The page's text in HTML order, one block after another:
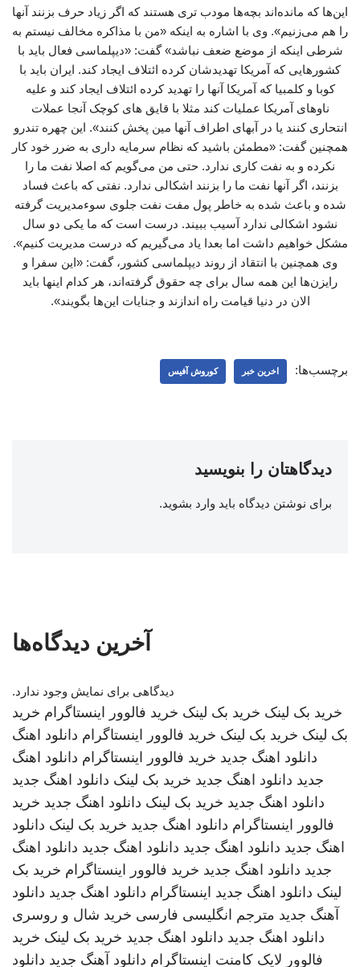
این‌ها که مانده‌اند بچه‌ها مودب تری هستند که اگر زیاد حرف بزنند آنها
را هم می‌زنیم». وی با اشاره به اینکه «من با مذاکره مخالف نیستم به
شرطی اینکه از موضع ضعف نباشد» گفت: «دیپلماسی فعال باید با
کشورهایی که آمریکا تهدیدشان کرده ائتلاف ایجاد کند. ایران باید با
کوبا و کلمبیا که آمریکا آنها را تهدید کرده ائتلاف ایجاد کند و علیه
ناوهای آمریکا عملیات کند مثلا با قایق های کوچک آنجا عملات
انتحاری کنند یا در آبهای اطراف آنها مین پخش کنند». این چهره تندرو
همچنین گفت: «مطمئن باشید که نظام سرمایه داری به ضرر خود کار
نکرده و به نفت کاری ندارد. حتی من می‌گویم که اصلا نفت ما را
بزنند، اگر آنها نفت ما را بزنند اشکالی ندارد. نفتی که باعث فساد
شده و باعث شده به خاطر پول مفت نفت جلوی سوءمدیریت گرفته
نشود اشکالی ندارد آسیب ببیند. درست است که ما یکی دو سال
مشکل خواهیم داشت اما بعدا یاد می‌گیریم که درست مدیریت کنیم».
وی همچنین با انتقاد از روند دیپلماسی کشور، گفت: «این سفرا و
رایزن‌ها این همه سال برای چه حقوق گرفته‌اند، هر کدام اینها باید
الان در دنیا قیامت راه اندازند و جنایات این‌ها بگویند».
برچسب‌ها: اخرین خبر کوروش آفیس
دیدگاهتان را بنویسید
برای نوشتن دیدگاه باید وارد بشوید.
آخرین دیدگاه‌ها
دیدگاهی برای نمایش وجود ندارد.
خرید بک لینک خرید بک لینک خرید فالوور اینستاگرام خرید
بک لینک خرید بک لینک خرید فالوور اینستاگرام دانلود اهنگ
دانلود اهنگ جدید خرید فالوور اینستاگرام دانلود اهنگ
جدید دانلود اهنگ جدید خرید بک لینک دانلود اهنگ جدید
دانلود اهنگ جدید خرید بک لینک دانلود اهنگ جدید خرید
فالوور اینستاگرام دانلود اهنگ جدید خرید بک لینک دانلود
اهنگ جدید دانلود اهنگ جدید دانلود اهنگ جدید دانلود اهنگ
جدید دانلود اهنگ جدید خرید فالوور اینستاگرام خرید بک
لینک دانلود اهنگ جدید اینستاگرام دانلود اهنگ جدید دانلود
آهنگ جدید مترجم انگلیسی فارسی خرید شال و روسری
دانلود اهنگ جدید دانلود اهنگ جدید خرید بک لینک خرید
فالوور لایک کامنت اینستاگرام دانلود آهنگ جدید دانلود